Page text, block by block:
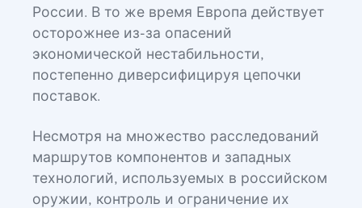
России. В то же время Европа действует
осторожнее из-за опасений
экономической нестабильности,
постепенно диверсифицируя цепочки
поставок.
Несмотря на множество расследований
маршрутов компонентов и западных
технологий, используемых в российском
оружии, контроль и ограничение их